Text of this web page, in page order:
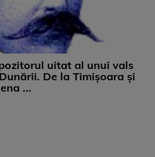
uitat al unui vals
De la Timișoara și
...